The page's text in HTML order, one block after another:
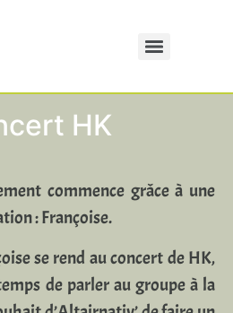
HK
commence grâce à une
: Françoise.
se rend au concert de HK,
de parler au groupe à la